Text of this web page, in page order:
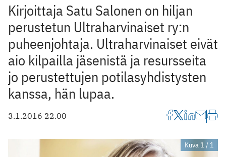
Kirjoittaja Satu Salonen on hiljan
perustetun Ultraharvinaiset ry:n
puheenjohtaja. Ultraharvinaiset eivät
aio kilpailla jäsenistä ja resursseita
jo perustettujen potilasyhdistysten
kanssa, hän lupaa.
3.1.2016 22.00
Kuva 1 / 1